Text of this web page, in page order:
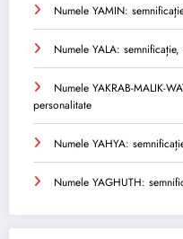
Numele YAMIN:
Numele YALA:
Numele YAKRAB-MALIK-
personalitate
Numele YAHYA:
Numele YAGHUTH: